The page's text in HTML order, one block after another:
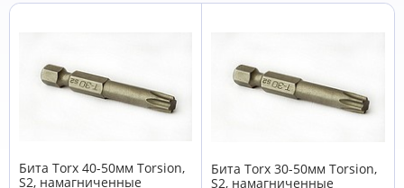
Бита Torx 40-50мм Torsion,
S2, намагниченные
Бита Torx 30-50мм Torsion,
S2, намагниченные